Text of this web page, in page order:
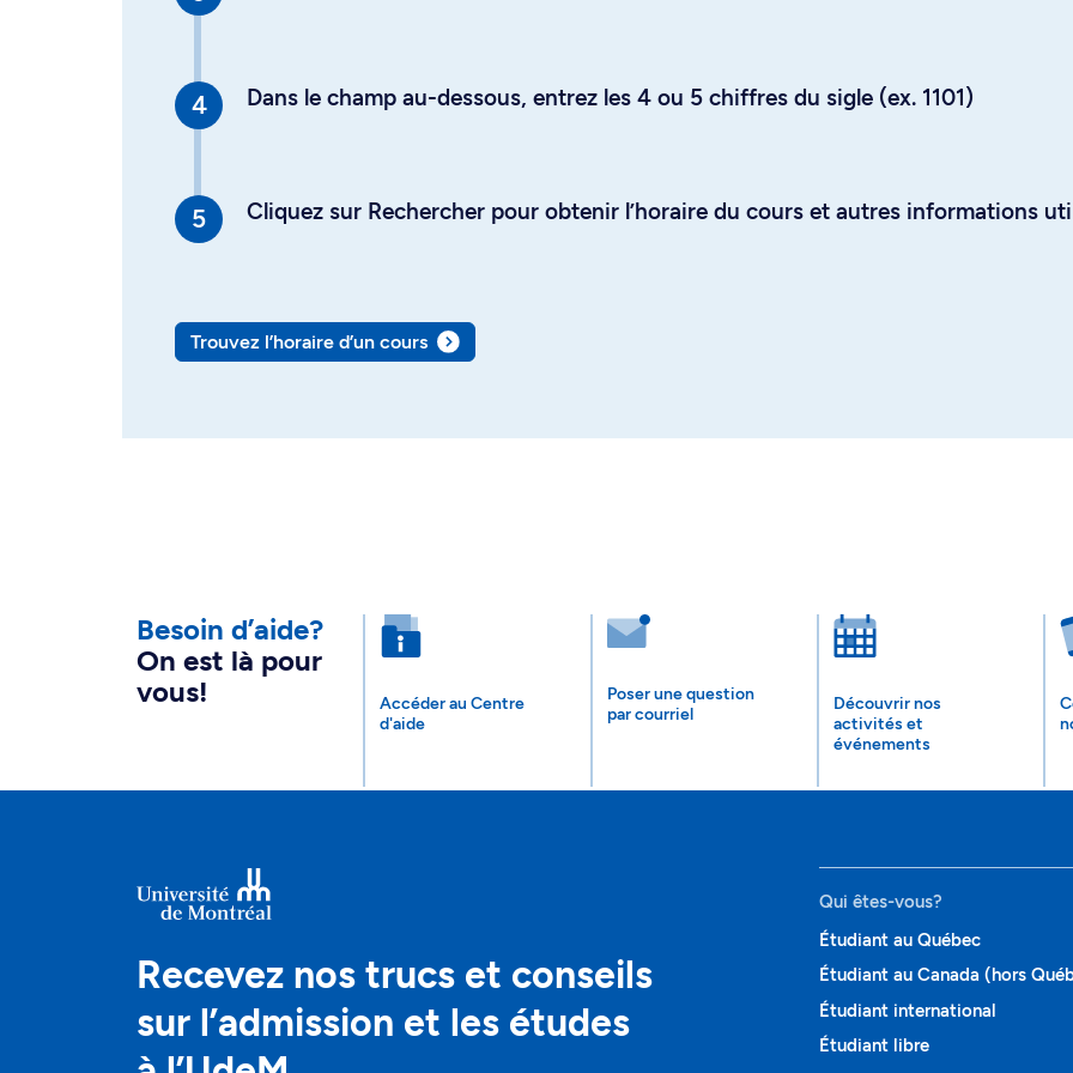
Dans le champ au-dessous, entrez les 4 ou 5 chiffres du sigle (ex. 1101)
Cliquez sur Rechercher pour obtenir l’horaire du cours et autres informations
Trouvez l’horaire d’un cours
Besoin d’aide?
On est là pour
vous!
Accéder au Centre
d'aide
Poser une question
par courriel
Découvrir nos
activités et
événements
Recevez nos trucs et conseils
sur l’admission et les études
Qui êtes-vous?
Étudiant au Québec
Étudiant au Canada (hors
Étudiant international
Étudiant libre